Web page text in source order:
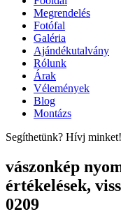
Megrendelés
Fotófal
Galéria
Ajándékutalvány
Rólunk
Árak
Vélemények
Blog
Montázs
Segíthetünk? Hívj minket!
vászonkép
értékelések,
0209